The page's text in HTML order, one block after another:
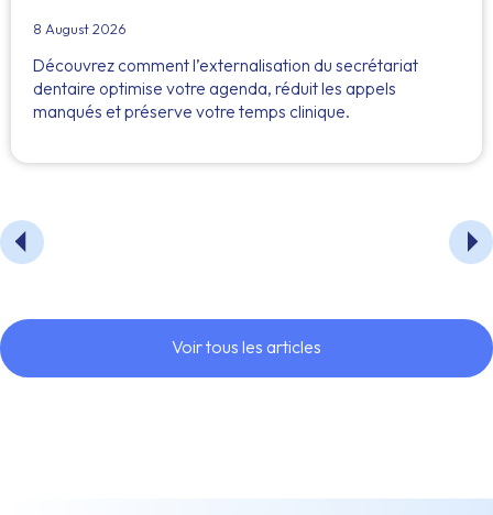
8 August 2026
Découvrez comment l’externalisation du secrétariat
dentaire optimise votre agenda, réduit les appels
manqués et préserve votre temps clinique.
Voir tous les articles